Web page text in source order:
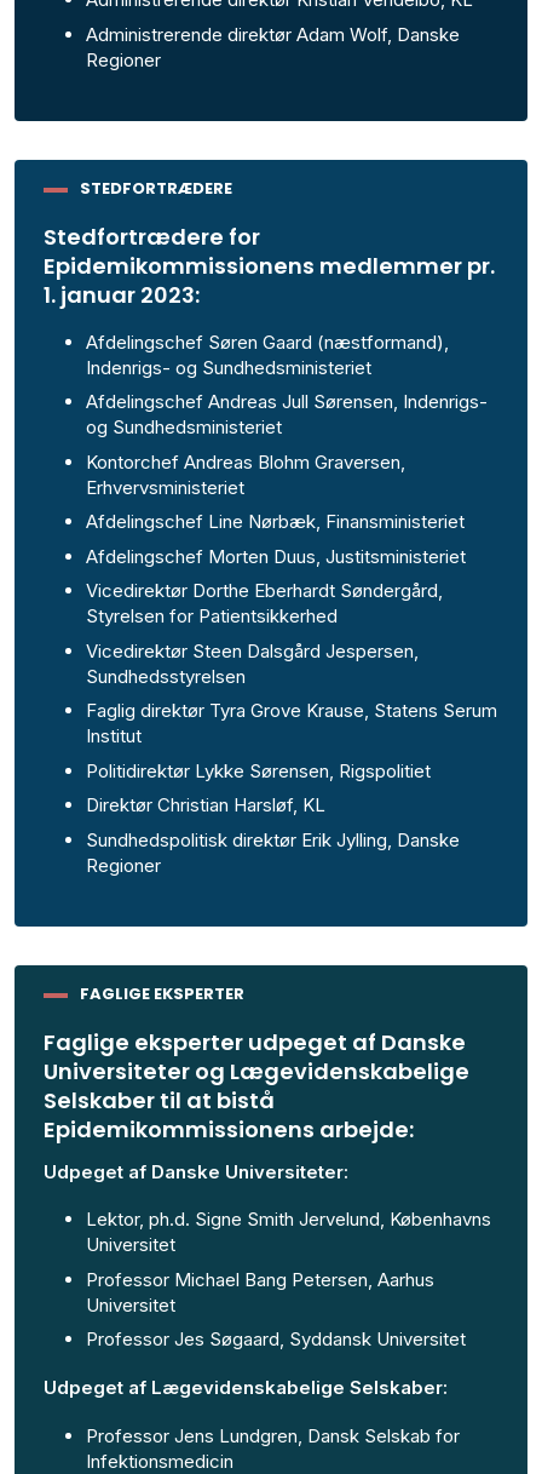
Administrerende direktør Adam Wolf, Danske
Regioner
STEDFORTRÆDERE
Stedfortrædere for
Epidemikommissionens medlemmer pr.
1. januar 2023:
Afdelingschef Søren Gaard (næstformand),
Indenrigs- og Sundhedsministeriet
Afdelingschef Andreas Jull Sørensen, Indenrigs-
og Sundhedsministeriet
Kontorchef Andreas Blohm Graversen,
Erhvervsministeriet
Afdelingschef Line Nørbæk, Finansministeriet
Afdelingschef Morten Duus, Justitsministeriet
Vicedirektør Dorthe Eberhardt Søndergård,
Styrelsen for Patientsikkerhed
Vicedirektør Steen Dalsgård Jespersen,
Sundhedsstyrelsen
Faglig direktør Tyra Grove Krause, Statens Serum
Institut
Politidirektør Lykke Sørensen, Rigspolitiet
Direktør Christian Harsløf, KL
Sundhedspolitisk direktør Erik Jylling, Danske
Regioner
FAGLIGE EKSPERTER
Faglige eksperter udpeget af Danske
Universiteter og Lægevidenskabelige
Selskaber til at bistå
Epidemikommissionens arbejde:
Udpeget af Danske Universiteter:
Lektor, ph.d. Signe Smith Jervelund, Københavns
Universitet
Professor Michael Bang Petersen, Aarhus
Universitet
Professor Jes Søgaard, Syddansk Universitet
Udpeget af Lægevidenskabelige Selskaber:
Professor Jens Lundgren, Dansk Selskab for
Infektionsmedicin